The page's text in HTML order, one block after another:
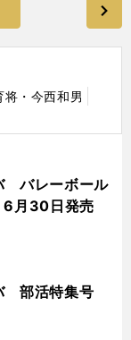
将・今西和男
バレーボール
月30日発売
部活特集号